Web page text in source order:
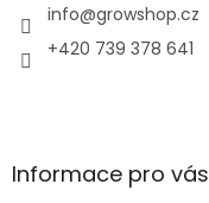
info@growshop.cz
+420 739 378 641
Informace pro vás